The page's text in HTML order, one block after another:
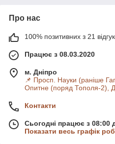
Про нас
100% позитивних з 21
Працює з 08.03.2020
м. Дніпро
📌 Просп. Науки (раніше
Опитне (поряд Тополя-2),
Контакти
Сьогодні працює з 08:00
Показати весь графік